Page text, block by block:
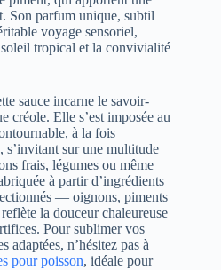
Son parfum unique, subtil
voyage sensoriel,
tropical et la convivialité
sauce incarne le savoir-
créole. Elle s’est imposée au
à la fois
s’invitant sur une multitude
frais, légumes ou même
à partir d’ingrédients
— oignons, piments
la douceur chaleureuse
Pour sublimer vos
adaptées, n’hésitez pas à
pour poisson, idéale pour